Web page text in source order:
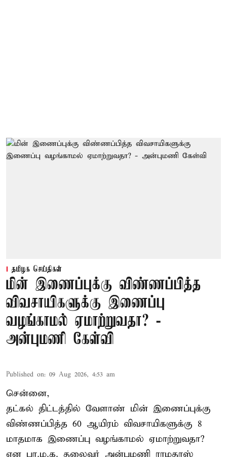
தமிழக செய்திகள்
மின் இணைப்புக்கு விண்ணப்பித்த
விவசாயிகளுக்கு இணைப்பு
வழங்காமல் ஏமாற்றுவதா? -
அன்புமணி கேள்வி
Published on: 09 Aug 2026, 4:53 am
சென்னை,
தட்கல் திட்டத்தில் வேளாண் மின் இணைப்புக்கு
விண்ணப்பித்த 60 ஆயிரம் விவசாயிகளுக்கு 8
மாதமாக இணைப்பு வழங்காமல் ஏமாற்றுவதா?
என பா.ம.க. தலைவர் அன்புமணி ராமதாஸ்